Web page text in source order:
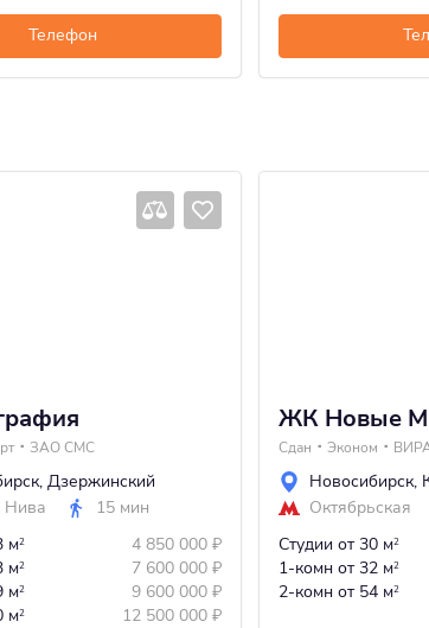
Телефон
ЗАО СМС
, Дзержинский
Нива
15 мин
м2 4 850 000 ₽
м2 7 600 000 ₽
м2 9 600 000 ₽
м2 12 500 000 ₽
ЖК Новые
Сдан Эконом
Новосибирск,
Октябрьская
Студии от 30 м2
1-комн от 32 м2
2-комн от 54 м2